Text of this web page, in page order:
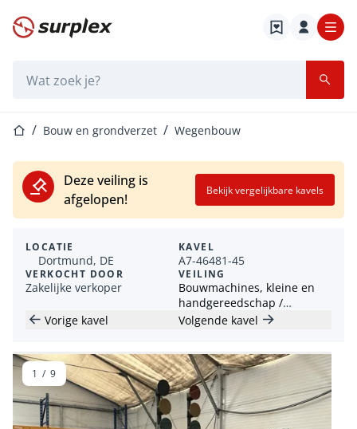
Startpagina
StartpaginaBouw en grondverzet Wegenbouw
Deze veiling is
afgelopen!
Bekijk vergelijkbare kavels
LOCATIE
Dortmund, DE
VERKOCHT DOOR
Zakelijke verkoper
KAVEL
A7-46481-45
VEILING
Bouwmachines, kleine en
handgereedschap /
containers / bouwtrailers
Vorige kavel Volgende kavel
1 / 9